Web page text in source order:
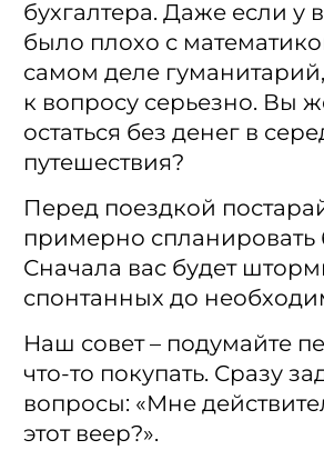
бухгалтера. Даже если у
было плохо с
самом деле
к вопросу серьезно. Вы
остаться без денег в
путешествия?
Перед поездкой
примерно спланировать
Сначала вас будет
спонтанных до
Наш совет – подумайте
что-то покупать. Сразу
вопросы: «Мне
этот веер?».